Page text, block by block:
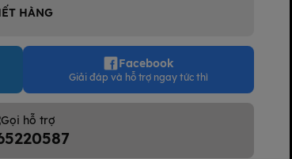
HÀNG
Facebook
Giải đáp và hỗ trợ ngay tức thì
Gọi hỗ trợ